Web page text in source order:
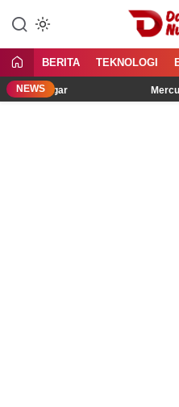
konten
Daily
Menyajikan
BERITA TEKNOLOGI
NEWS Mercure